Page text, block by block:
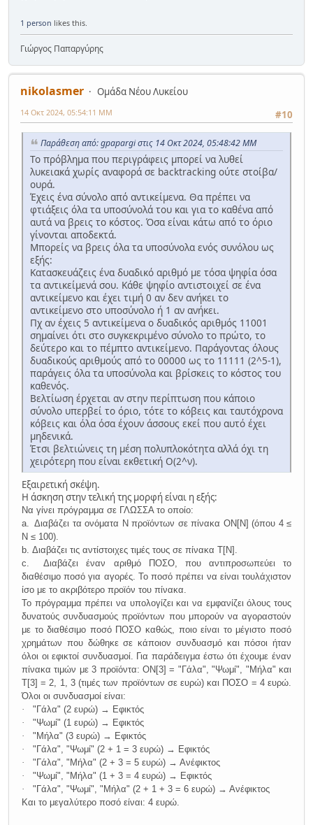
1 person likes this.
Γιώργος Παπαργύρης
nikolasmer
Ομάδα Νέου Λυκείου
#10
14 Οκτ 2024, 05:54:11 ΜΜ
Παράθεση από: gpapargi στις 14 Οκτ 2024, 05:48:42 ΜΜ
Το πρόβλημα που περιγράφεις μπορεί να λυθεί
λυκειακά χωρίς αναφορά σε backtracking ούτε στοίβα/
ουρά.
Έχεις ένα σύνολο από αντικείμενα. Θα πρέπει να
φτιάξεις όλα τα υποσύνολά του και για το καθένα από
αυτά να βρεις το κόστος. Όσα είναι κάτω από το όριο
γίνονται αποδεκτά.
Μπορείς να βρεις όλα τα υποσύνολα ενός συνόλου ως
εξής:
Κατασκευάζεις ένα δυαδικό αριθμό με τόσα ψηφία όσα
τα αντικείμενά σου. Κάθε ψηφίο αντιστοιχεί σε ένα
αντικείμενο και έχει τιμή 0 αν δεν ανήκει το
αντικείμενο στο υποσύνολο ή 1 αν ανήκει.
Πχ αν έχεις 5 αντικείμενα ο δυαδικός αριθμός 11001
σημαίνει ότι στο συγκεκριμένο σύνολο το πρώτο, το
δεύτερο και το πέμπτο αντικείμενο. Παράγοντας όλους
δυαδικούς αριθμούς από το 00000 ως το 11111 (2^5-1),
παράγεις όλα τα υποσύνολα και βρίσκεις το κόστος του
καθενός.
Βελτίωση έρχεται αν στην περίπτωση που κάποιο
σύνολο υπερβεί το όριο, τότε το κόβεις και ταυτόχρονα
κόβεις και όλα όσα έχουν άσσους εκεί που αυτό έχει
μηδενικά.
Έτσι βελτιώνεις τη μέση πολυπλοκότητα αλλά όχι τη
χειρότερη που είναι εκθετική Ο(2^ν).
Εξαιρετική σκέψη.
Η άσκηση στην τελική της μορφή είναι η εξής:
Να γίνει πρόγραμμα σε ΓΛΩΣΣΑ το οποίο:
a.
Διαβάζει τα ονόματα Ν προϊόντων σε πίνακα ΟΝ[Ν] (όπου 4 ≤
Ν ≤ 100).
b. Διαβάζει τις αντίστοιχες τιμές τους σε πίνακα Τ[Ν].
c.
Διαβάζει έναν αριθμό ΠΟΣΟ, που αντιπροσωπεύει το
διαθέσιμο ποσό για αγορές. Το ποσό πρέπει να είναι τουλάχιστον
ίσο με το ακριβότερο προϊόν του πίνακα.
Το πρόγραμμα πρέπει να υπολογίζει και να εμφανίζει όλους τους
δυνατούς συνδυασμούς προϊόντων που μπορούν να αγοραστούν
με το διαθέσιμο ποσό ΠΟΣΟ καθώς, ποιο είναι το μέγιστο ποσό
χρημάτων που δώθηκε σε κάποιον συνδυασμό και πόσοι ήταν
όλοι οι εφικτοί συνδυασμοί. Για παράδειγμα έστω ότι έχουμε έναν
πίνακα τιμών με 3 προϊόντα: ΟΝ[3] = "Γάλα", "Ψωμί", "Μήλα" και
Τ[3] = 2, 1, 3 (τιμές των προϊόντων σε ευρώ) και ΠΟΣΟ = 4 ευρώ.
Όλοι οι συνδυασμοί είναι:
·
"Γάλα" (2 ευρώ) → Εφικτός
·
"Ψωμί" (1 ευρώ) → Εφικτός
·
"Μήλα" (3 ευρώ) → Εφικτός
·
"Γάλα", "Ψωμί" (2 + 1 = 3 ευρώ) → Εφικτός
·
"Γάλα", "Μήλα" (2 + 3 = 5 ευρώ) → Ανέφικτος
·
"Ψωμί", "Μήλα" (1 + 3 = 4 ευρώ) → Εφικτός
·
"Γάλα", "Ψωμί", "Μήλα" (2 + 1 + 3 = 6 ευρώ) → Ανέφικτος
Και το μεγαλύτερο ποσό είναι: 4 ευρώ.